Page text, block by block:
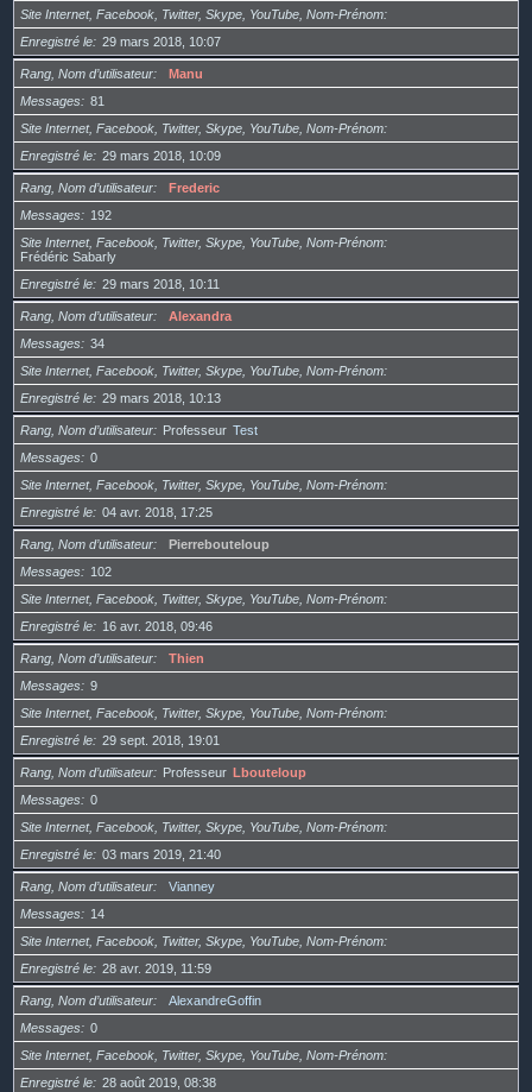
Site Internet, Facebook, Twitter, Skype, YouTube, Nom-Prénom
Enregistré le
29 mars 2018, 10:07
Rang, Nom d’utilisateur
Manu
Messages
81
Site Internet, Facebook, Twitter, Skype, YouTube, Nom-Prénom
Enregistré le
29 mars 2018, 10:09
Rang, Nom d’utilisateur
Frederic
Messages
192
Site Internet, Facebook, Twitter, Skype, YouTube, Nom-Prénom
Frédéric Sabarly
Enregistré le
29 mars 2018, 10:11
Rang, Nom d’utilisateur
Alexandra
Messages
34
Site Internet, Facebook, Twitter, Skype, YouTube, Nom-Prénom
Enregistré le
29 mars 2018, 10:13
Rang, Nom d’utilisateur Professeur Test
Messages
0
Site Internet, Facebook, Twitter, Skype, YouTube, Nom-Prénom
Enregistré le
04 avr. 2018, 17:25
Rang, Nom d’utilisateur
Pierrebouteloup
Messages
102
Site Internet, Facebook, Twitter, Skype, YouTube, Nom-Prénom
Enregistré le
16 avr. 2018, 09:46
Rang, Nom d’utilisateur
Thien
Messages
9
Site Internet, Facebook, Twitter, Skype, YouTube, Nom-Prénom
Enregistré le
29 sept. 2018, 19:01
Rang, Nom d’utilisateur Professeur Lbouteloup
Messages
0
Site Internet, Facebook, Twitter, Skype, YouTube, Nom-Prénom
Enregistré le
03 mars 2019, 21:40
Rang, Nom d’utilisateur
Vianney
Messages
14
Site Internet, Facebook, Twitter, Skype, YouTube, Nom-Prénom
Enregistré le
28 avr. 2019, 11:59
Rang, Nom d’utilisateur
AlexandreGoffin
Messages
0
Site Internet, Facebook, Twitter, Skype, YouTube, Nom-Prénom
Enregistré le
28 août 2019, 08:38